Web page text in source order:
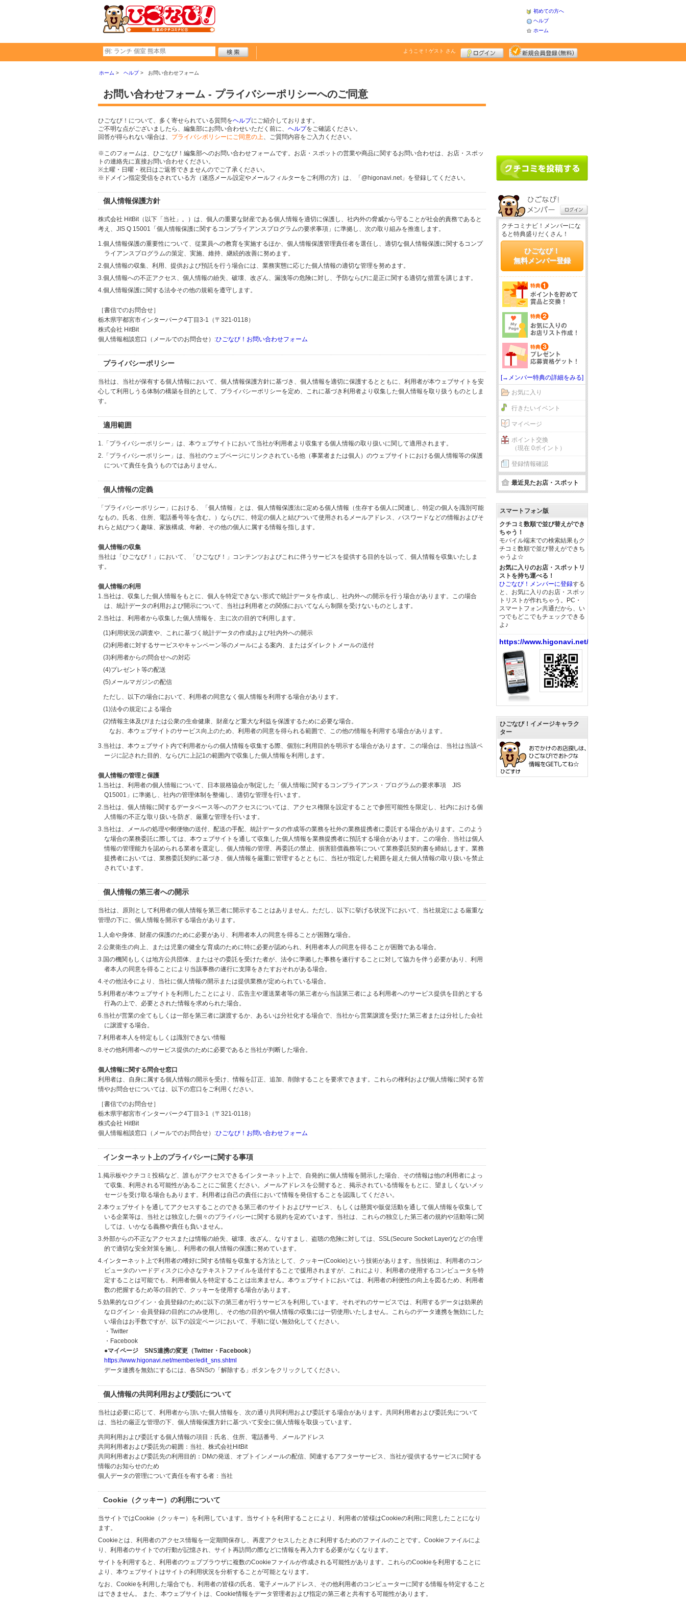
初めての方へ
ヘルプ
ホーム
ようこそ！ ゲスト さん
ホーム ヘルプ お問い合わせフォーム
お問い合わせフォーム - プライバシーポリシーへのご同意
ひごなび！について、多く寄せられている質問をヘルプにご紹介しております。
ご不明な点がございましたら、編集部にお問い合わせいただく前に、 ヘルプをご確認ください。
回答が得られない場合は、 プライバシポリシーにご同意の上、ご質問内容をご入力ください。
※このフォームは、ひごなび！編集部へのお問い合わせフォームです。お店・スポットの営業や商品に関するお問い合わせは、お店・スポッ
トの連絡先に直接お問い合わせください。
※土曜・日曜・祝日はご返答できませんのでご了承ください。
※ドメイン指定受信をされている方（迷惑メール設定やメールフィルターをご利用の方）は、「@higonavi.net」を登録してください。
個人情報保護方針
株式会社 HitBit（以下「当社」。）は、個人の重要な財産である個人情報を適切に保護し、社内外の脅威から守ることが社会的責務であると
考え、JIS Q 15001「個人情報保護に関するコンプライアンスプログラムの要求事項」に準拠し、次の取り組みを推進します。
1.個人情報保護の重要性について、従業員への教育を実施するほか、個人情報保護管理責任者を選任し、適切な個人情報保護に関するコンプ
ライアンスプログラムの策定、実施、維持、継続的改善に努めます。
2.個人情報の収集、利用、提供および預託を行う場合には、業務実態に応じた個人情報の適切な管理を努めます。
3.個人情報への不正アクセス、個人情報の紛失、破壊、改ざん、漏洩等の危険に対し、予防ならびに是正に関する適切な措置を講じます。
4.個人情報保護に関する法令その他の規範を遵守します。
［書信でのお問合せ］
栃木県宇都宮市インターパーク4丁目3-1（〒321-0118）
株式会社 HitBit
個人情報相談窓口（メールでのお問合せ）:ひごなび！お問い合わせフォーム
プライバシーポリシー
当社は、当社が保有する個人情報において、個人情報保護方針に基づき、個人情報を適切に保護するとともに、利用者が本ウェブサイトを安
心して利用しうる体制の構築を目的として、プライバシーポリシーを定め、これに基づき利用者より収集した個人情報を取り扱うものとしま
す。
適用範囲
1.「プライバシーポリシー」は、本ウェブサイトにおいて当社が利用者より収集する個人情報の取り扱いに関して適用されます。
2.「プライバシーポリシー」は、当社のウェブページにリンクされている他（事業者または個人）のウェブサイトにおける個人情報等の保護
について責任を負うものではありません。
個人情報の定義
「プライバシーポリシー」における、「個人情報」とは、個人情報保護法に定める個人情報（生存する個人に関連し、特定の個人を識別可能
なもの。氏名、住所、電話番号等を含む。）ならびに、特定の個人と結びついて使用されるメールアドレス、パスワードなどの情報およびそ
れらと結びつく趣味、家族構成、年齢、その他の個人に属する情報を指します。
個人情報の収集
当社は「ひごなび！」において、「ひごなび！」コンテンツおよびこれに伴うサービスを提供する目的を以って、個人情報を収集いたしま
す。
個人情報の利用
1.当社は、収集した個人情報をもとに、個人を特定できない形式で統計データを作成し、社内外への開示を行う場合があります。この場合
は、統計データの利用および開示について、当社は利用者との関係においてなんら制限を受けないものとします。
2.当社は、利用者から収集した個人情報を、主に次の目的で利用します。
(1)利用状況の調査や、これに基づく統計データの作成および社内外への開示
(2)利用者に対するサービスやキャンペーン等のメールによる案内、またはダイレクトメールの送付
(3)利用者からの問合せへの対応
(4)プレゼント等の配送
(5)メールマガジンの配信
ただし、以下の場合において、利用者の同意なく個人情報を利用する場合があります。
(1)法令の規定による場合
(2)情報主体及び/または公衆の生命健康、財産など重大な利益を保護するために必要な場合。
なお、本ウェブサイトのサービス向上のため、利用者の同意を得られる範囲で、この他の情報を利用する場合があります。
3.当社は、本ウェブサイト内で利用者からの個人情報を収集する際、個別に利用目的を明示する場合があります。この場合は、当社は当該ペ
ージに記された目的、ならびに上記1の範囲内で収集した個人情報を利用します。
個人情報の管理と保護
1.当社は、利用者の個人情報について、日本規格協会が制定した「個人情報に関するコンプライアンス・プログラムの要求事項 JIS
Q15001」に準拠し、社内の管理体制を整備し、適切な管理を行います。
2.当社は、個人情報に関するデータベース等へのアクセスについては、アクセス権限を設定することで参照可能性を限定し、社内における個
人情報の不正な取り扱いを防ぎ、厳重な管理を行います。
3.当社は、メールの処理や郵便物の送付、配送の手配、統計データの作成等の業務を社外の業務提携者に委託する場合があります。このよう
な場合の業務委託に際しては、本ウェブサイトを通して収集した個人情報を業務提携者に預託する場合があります。この場合、当社は個人
情報の管理能力を認められる業者を選定し、個人情報の管理、再委託の禁止、損害賠償義務等について業務委託契約書を締結します。業務
提携者においては、業務委託契約に基づき、個人情報を厳重に管理するとともに、当社が指定した範囲を超えた個人情報の取り扱いを禁止
されています。
個人情報の第三者への開示
当社は、原則として利用者の個人情報を第三者に開示することはありません。ただし、以下に挙げる状況下において、当社規定による厳重な
管理の下に、個人情報を開示する場合があります。
1.人命や身体、財産の保護のために必要があり、利用者本人の同意を得ることが困難な場合。
2.公衆衛生の向上、または児童の健全な育成のために特に必要が認められ、利用者本人の同意を得ることが困難である場合。
3.国の機関もしくは地方公共団体、またはその委託を受けた者が、法令に準拠した事務を遂行することに対して協力を伴う必要があり、利用
者本人の同意を得ることにより当該事務の遂行に支障をきたすおそれがある場合。
4.その他法令により、当社に個人情報の開示または提供業務が定められている場合。
5.利用者が本ウェブサイトを利用したことにより、広告主や運送業者等の第三者から当該第三者による利用者へのサービス提供を目的とする
行為の上で、必要とされた情報を求められた場合。
6.当社が営業の全てもしくは一部を第三者に譲渡するか、あるいは分社化する場合で、当社から営業譲渡を受けた第三者または分社した会社
に譲渡する場合。
7.利用者本人を特定もしくは識別できない情報
8.その他利用者へのサービス提供のために必要であると当社が判断した場合。
個人情報に関する問合せ窓口
利用者は、自身に属する個人情報の開示を受け、情報を訂正、追加、削除することを要求できます。これらの権利および個人情報に関する苦
情やお問合せについては、以下の窓口をご利用ください。
［書信でのお問合せ］
栃木県宇都宮市インターパーク4丁目3-1（〒321-0118）
株式会社 HitBit
個人情報相談窓口（メールでのお問合せ）:ひごなび！お問い合わせフォーム
インターネット上のプライバシーに関する事項
1.掲示板やクチコミ投稿など、誰もがアクセスできるインターネット上で、自発的に個人情報を開示した場合、その情報は他の利用者によっ
て収集、利用される可能性があることにご留意ください。メールアドレスを公開すると、掲示されている情報をもとに、望ましくないメッ
セージを受け取る場合もあります。利用者は自己の責任において情報を発信することを認識してください。
2.本ウェブサイトを通してアクセスすることのできる第三者のサイトおよびサービス、もしくは懸賞や販促活動を通して個人情報を収集して
いる企業等は、当社とは独立した個々のプライバシーに関する規約を定めています。当社は、これらの独立した第三者の規約や活動等に関
しては、いかなる義務や責任も負いません。
3.外部からの不正なアクセスまたは情報の紛失、破壊、改ざん、なりすまし、盗聴の危険に対しては、SSL(Secure Socket Layer)などの合理
的で適切な安全対策を施し、利用者の個人情報の保護に努めています。
4.インターネット上で利用者の嗜好に関する情報を収集する方法として、クッキー(Cookie)という技術があります。当技術は、利用者のコン
ピュータのハードディスクに小さなテキストファイルを送付することで援用されますが、これにより、利用者の使用するコンピュータを特
定することは可能でも、利用者個人を特定することは出来ません。本ウェブサイトにおいては、利用者の利便性の向上を図るため、利用者
数の把握するため等の目的で、クッキーを使用する場合があります。
5.効果的なログイン・会員登録のために以下の第三者が行うサービスを利用しています。それぞれのサービスでは、利用するデータは効果的
なログイン・会員登録の目的にのみ使用し、その他の目的や個人情報の収集には一切使用いたしません。これらのデータ連携を無効にした
い場合はお手数ですが、以下の設定ページにおいて、手順に従い無効化してください。
・Twitter
・Facebook
●マイページ SNS連携の変更（Twitter・Facebook）
https://www.higonavi.net/member/edit_sns.shtml
データ連携を無効にするには、各SNSの「解除する」ボタンをクリックしてください。
個人情報の共同利用および委託について
当社は必要に応じて、利用者から頂いた個人情報を、次の通り共同利用および委託する場合があります。共同利用者および委託先について
は、当社の厳正な管理の下、個人情報保護方針に基づいて安全に個人情報を取扱っています。
共同利用および委託する個人情報の項目：氏名、住所、電話番号、メールアドレス
共同利用者および委託先の範囲：当社、株式会社HitBit
共同利用者および委託先の利用目的：DMの発送、オプトインメールの配信、関連するアフターサービス、当社が提供するサービスに関する
情報のお知らせのため
個人データの管理について責任を有する者：当社
Cookie（クッキー）の利用について
当サイトではCookie（クッキー）を利用しています。当サイトを利用することにより、利用者の皆様はCookieの利用に同意したことになり
ます。
Cookieとは、利用者のアクセス情報を一定期間保存し、再度アクセスしたときに利用するためのファイルのことです。Cookieファイルによ
り、利用者のサイトでの行動が記憶され、サイト再訪問の際などに情報を再入力する必要がなくなります。
サイトを利用すると、利用者のウェブブラウザに複数のCookieファイルが作成される可能性があります。これらのCookieを利用することに
より、本ウェブサイトはサイトの利用状況を分析することが可能となります。
なお、Cookieを利用した場合でも、利用者の皆様の氏名、電子メールアドレス、その他利用者のコンピューターに関する情報を特定すること
はできません。 また、本ウェブサイトは、Cookie情報をデータ管理者および指定の第三者と共有する可能性があります。
クチコミナビ！メンバーにな
ると特典盛りだくさん！
ひごなび！
無料メンバー登録
[→メンバー特典の詳細をみる]
お気に入り
行きたいイベント
マイページ
ポイント交換
（現在 0ポイント）
登録情報確認
最近見たお店・スポット
スマートフォン版
クチコミ数順で並び替えができ
ちゃう！
モバイル端末での検索結果もク
チコミ数順で並び替えができち
ゃうよ☆
お気に入りのお店・スポットリ
ストを持ち運べる！
ひごなび！メンバーに登録する
と、お気に入りのお店・スポッ
トリストが作れちゃう。PC・
スマートフォン共通だから、い
つでもどこでもチェックできる
よ♪
https://www.higonavi.net/
ひごなび！イメージキャラク
ター